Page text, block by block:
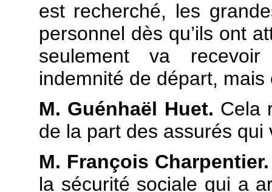
est recherché, les
personnel dès qu’ils ont
seulement va
indemnité de départ,
M. Guénhaël Huet. Cela
de la part des assurés qui
M. François
la sécurité sociale qui a